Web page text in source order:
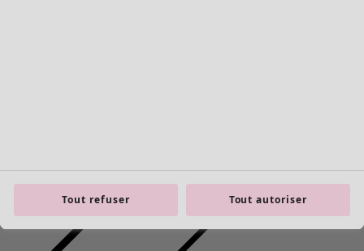
Nouveautés
Voir toute la décoration
Rideaux
Coussins & Housse de coussin
Tout refuser Tout autoriser